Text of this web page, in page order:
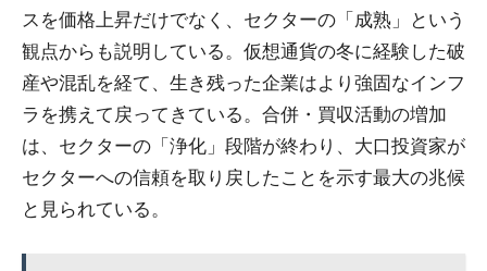
スを価格上昇だけでなく、セクターの「成熟」という
観点からも説明している。仮想通貨の冬に経験した破
産や混乱を経て、生き残った企業はより強固なインフ
ラを携えて戻ってきている。合併・買収活動の増加
は、セクターの「浄化」段階が終わり、大口投資家が
セクターへの信頼を取り戻したことを示す最大の兆候
と見られている。